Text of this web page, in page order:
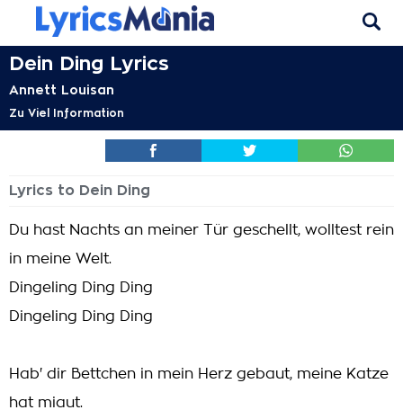
Dein Ding Lyrics
Annett Louisan
Zu Viel Information
Lyrics to Dein Ding
Du hast Nachts an meiner Tür geschellt, wolltest rein
in meine Welt.
Dingeling Ding Ding
Dingeling Ding Ding
Hab' dir Bettchen in mein Herz gebaut, meine Katze
hat miaut.